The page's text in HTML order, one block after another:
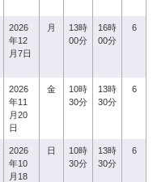
2026
年12
月7日
月
13時
00分
16時
00分
6
2026
年11
月20
日
金
10時
30分
13時
30分
6
2026
年10
月18
日
10時
30分
13時
30分
6